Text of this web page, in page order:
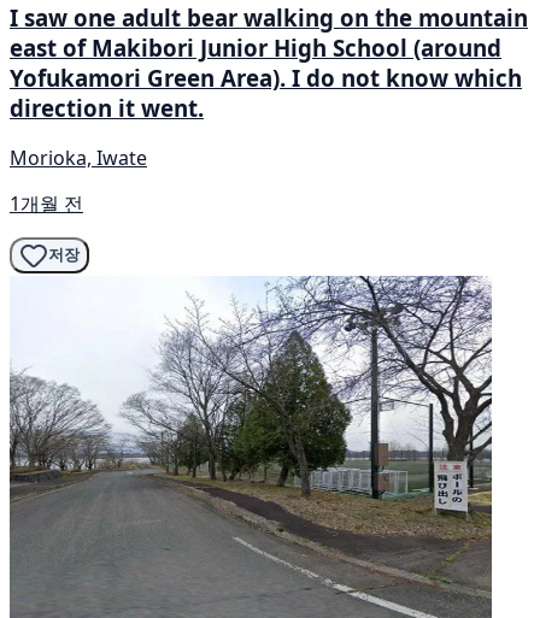
I saw one adult bear walking on the mountain
east of Makibori Junior High School (around
Yofukamori Green Area). I do not know which
direction it went.
Morioka, Iwate
1개월 전
저장